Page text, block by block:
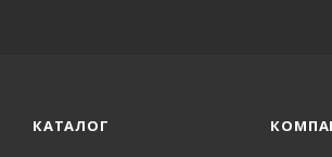
КАТАЛОГ